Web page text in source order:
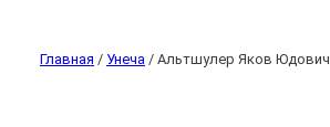
Главная / Унеча / Альтшулер Яков Юдович